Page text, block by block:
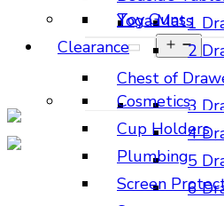
1
2
Chest of
3
4
5
6
Yoga Mats
Toy Guns
Clearance
Open
menu
Cosmetics
Cup Holders
Plumbing
Screen